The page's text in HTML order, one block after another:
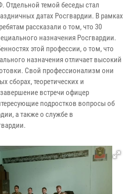
Отдельной темой беседы стал
датах Росгвардии. В рамках
рассказали о том, что 30
назначения Росгвардии.
этой профессии, о том, что
назначения отличает высокий
Свой профессионализм они
сборах, теоретических и
встречи офицер
подростков вопросы об
а также о службе в